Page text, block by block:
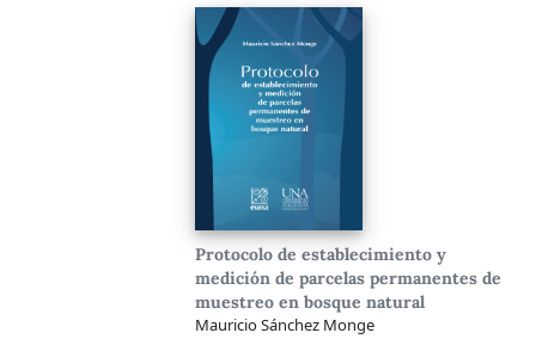
Protocolo de establecimiento y
medición de parcelas permanentes de
muestreo en bosque natural
Mauricio Sánchez Monge